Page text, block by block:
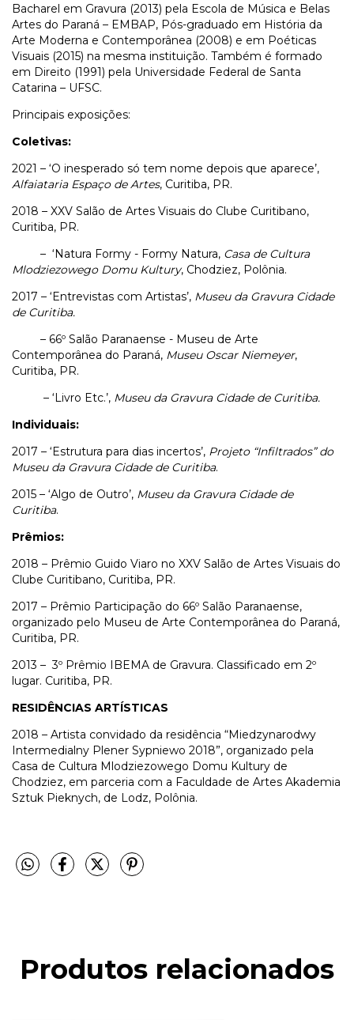
Bacharel em Gravura (2013) pela Escola de Música e Belas
Artes do Paraná – EMBAP, Pós-graduado em História da
Arte Moderna e Contemporânea (2008) e em Poéticas
Visuais (2015) na mesma instituição. Também é formado
em Direito (1991) pela Universidade Federal de Santa
Catarina – UFSC.
Principais exposições:
Coletivas:
2021 – ‘O inesperado só tem nome depois que aparece’,
Alfaiataria Espaço de Artes, Curitiba, PR.
2018 – XXV Salão de Artes Visuais do Clube Curitibano,
Curitiba, PR.
– ‘Natura Formy - Formy Natura, Casa de Cultura
Mlodziezowego Domu Kultury, Chodziez, Polônia.
2017 – ‘Entrevistas com Artistas’, Museu da Gravura Cidade
de Curitiba.
– 66º Salão Paranaense - Museu de Arte
Contemporânea do Paraná, Museu Oscar Niemeyer,
Curitiba, PR.
– ‘Livro Etc.’, Museu da Gravura Cidade de Curitiba.
Individuais:
2017 – ‘Estrutura para dias incertos’, Projeto “Infiltrados” do
Museu da Gravura Cidade de Curitiba.
2015 – ‘Algo de Outro’, Museu da Gravura Cidade de
Curitiba.
Prêmios:
2018 – Prêmio Guido Viaro no XXV Salão de Artes Visuais do
Clube Curitibano, Curitiba, PR.
2017 – Prêmio Participação do 66º Salão Paranaense,
organizado pelo Museu de Arte Contemporânea do Paraná,
Curitiba, PR.
2013 – 3º Prêmio IBEMA de Gravura. Classificado em 2º
lugar. Curitiba, PR.
RESIDÊNCIAS ARTÍSTICAS
2018 – Artista convidado da residência “Miedzynarodwy
Intermedialny Plener Sypniewo 2018”, organizado pela
Casa de Cultura Mlodziezowego Domu Kultury de
Chodziez, em parceria com a Faculdade de Artes Akademia
Sztuk Pieknych, de Lodz, Polônia.
Produtos relacionados